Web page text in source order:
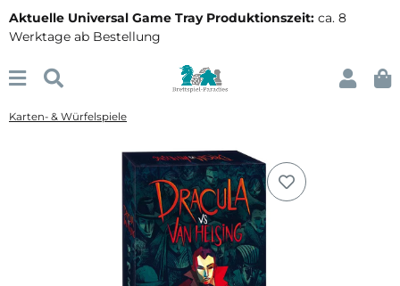
Aktuelle Universal Game Tray Produktionszeit: ca. 8
Werktage ab Bestellung
Karten- & Würfelspiele